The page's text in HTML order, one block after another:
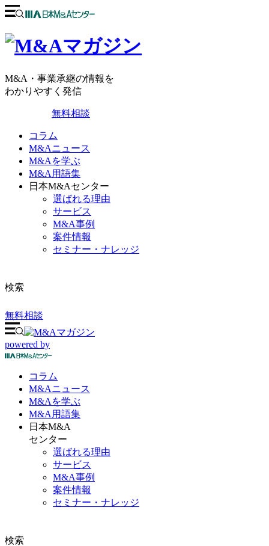
M&A・事業承継の情報を
わかりやすく発信
無料相談
コラム
M&Aニュース
M&Aを学ぶ
M&A用語集
日本M&Aセンター
選ばれる理由
サービス
M&A事例
案件情報
セミナー・ナレッジ
検索
無料相談
powered by
コラム
M&Aニュース
M&Aを学ぶ
M&A 用語集
日本M&A
センター
選ばれる理由
サービス
M&A事例
案件情報
セミナー・ナレッジ
検索